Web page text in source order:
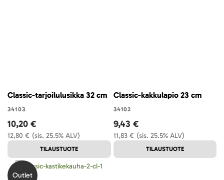
Classic-tarjoilulusikka 32 cm
34103
(sis. 25.5% ALV)
12,80 €
10,20 €
TILAUSTUOTE
Classic-kakkulapio 23 cm
34102
(sis. 25.5% ALV)
11,83 €
9,43 €
TILAUSTUOTE
Outlet